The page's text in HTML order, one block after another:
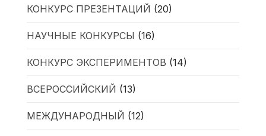
КОНКУРС ПРЕЗЕНТАЦИЙ (20)
НАУЧНЫЕ КОНКУРСЫ (16)
КОНКУРС ЭКСПЕРИМЕНТОВ (14)
ВСЕРОССИЙСКИЙ (13)
МЕЖДУНАРОДНЫЙ (12)